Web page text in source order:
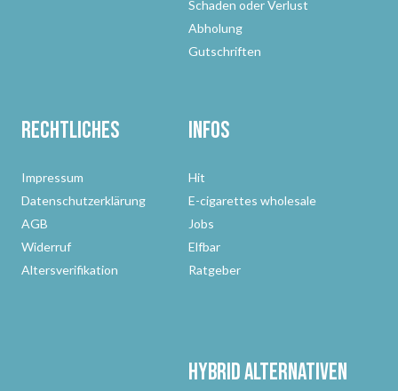
Schaden oder Verlust
Abholung
Gutschriften
Rechtliches
Impressum
Datenschutzerklärung
AGB
Widerruf
Altersverifikation
Infos
Hit
E-cigarettes wholesale
Jobs
Elfbar
Ratgeber
Hybrid Alternativen